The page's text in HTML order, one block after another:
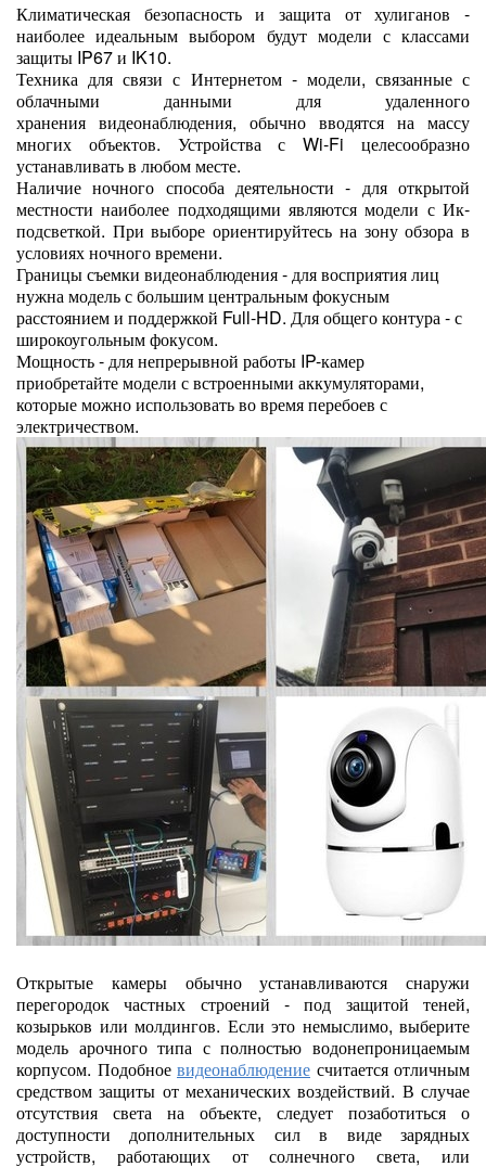
Климатическая безопасность и защита от хулиганов -
наиболее идеальным выбором будут модели с классами
защиты IP67 и IK10.
Техника для связи с Интернетом - модели, связанные с
облачными данными для удаленного
хранения видеонаблюдения, обычно вводятся на массу
многих объектов. Устройства с Wi-Fi целесообразно
устанавливать в любом месте.
Наличие ночного способа деятельности - для открытой
местности наиболее подходящими являются модели с Ик-
подсветкой. При выборе ориентируйтесь на зону обзора в
условиях ночного времени.
Границы съемки видеонаблюдения - для восприятия лиц
нужна модель с большим центральным фокусным
расстоянием и поддержкой Full-HD. Для общего контура - с
широкоугольным фокусом.
Мощность - для непрерывной работы IP-камер
приобретайте модели с встроенными аккумуляторами,
которые можно использовать во время перебоев с
электричеством.
Открытые камеры обычно устанавливаются снаружи
перегородок частных строений - под защитой теней,
козырьков или молдингов. Если это немыслимо, выберите
модель арочного типа с полностью водонепроницаемым
корпусом. Подобное видеонаблюдение считается отличным
средством защиты от механических воздействий. В случае
отсутствия света на объекте, следует позаботиться о
доступности дополнительных сил в виде зарядных
устройств, работающих от солнечного света, или